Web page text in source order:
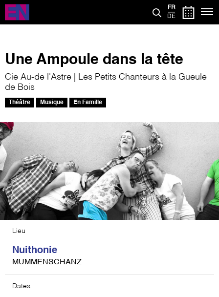
Aller
contenu
FR
DE
Une Ampoule dans la tête
Cie Au-de l'Astre | Les Petits Chanteurs à la Gueule
de Bois
Théâtre Musique En Famille
Image
Lieu
Nuithonie
MUMMENSCHANZ
Dates